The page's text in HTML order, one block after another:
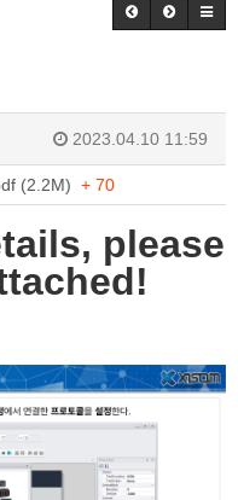
2023.04.10 11:59
(2.2M) + 70
please